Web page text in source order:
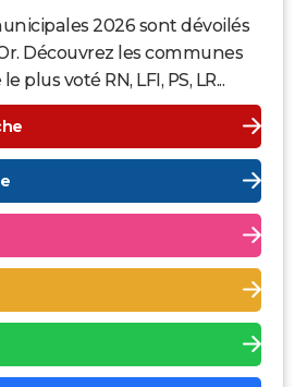
2026 sont dévoilés
Découvrez les communes
plus voté RN, LFI, PS, LR...